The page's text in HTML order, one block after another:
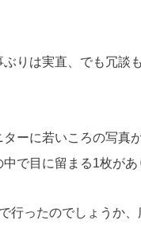
りは実直、でも冗談
ーに若いころの写真
で目に留まる1枚があ
行ったのでしょうか